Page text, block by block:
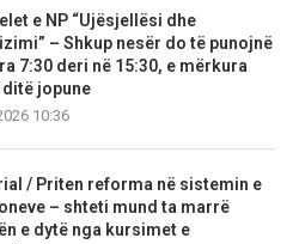
e NP “Ujësjellësi dhe
– Shkup nesër do të punojnë
7:30 deri në 15:30, e mërkura
ditë jopune
10:36
/ Priten reforma në sistemin e
– shteti mund ta marrë
e dytë nga kursimet e